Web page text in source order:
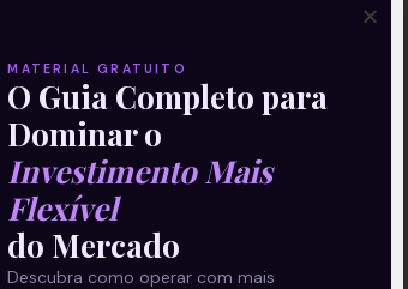
MATERIAL GRATUITO
O Guia Completo para
Dominar o
Investimento Mais
Flexível
do Mercado
Descubra como operar com mais